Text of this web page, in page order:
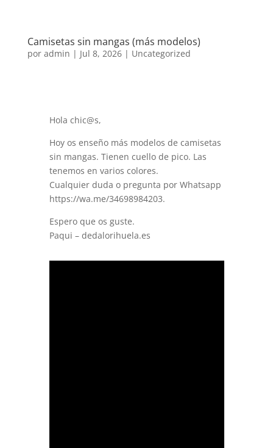
Camisetas sin mangas (más modelos)
por admin | Jul 8, 2026| Uncategorized
Hola chic@s,
Hoy os enseño más modelos de camisetas
sin mangas. Tienen cuello de pico. Las
tenemos en varios colores.
Cualquier duda o pregunta por Whatsapp
https://wa.me/34698984203.
Espero que os guste.
Paqui – dedalorihuela.es